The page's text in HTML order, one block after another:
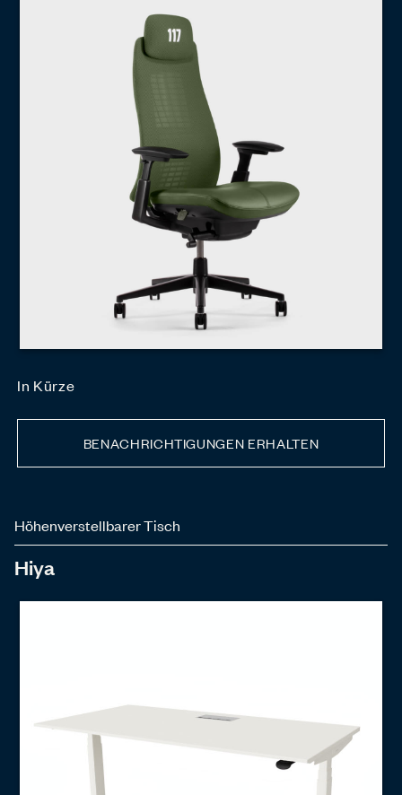
In Kürze
BENACHRICHTIGUNGEN ERHALTEN
Höhenverstellbarer Tisch
Hiya